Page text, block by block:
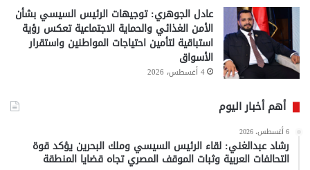
عادل الجوهري: توجيهات الرئيس السيسي بشأن
الأمن الغذائي والحماية الاجتماعية تعكس رؤية
استباقية لتأمين احتياجات المواطنين واستقرار
الأسواق
4 أغسطس، 2026
أهم أخبار اليوم
6 أغسطس، 2026
رشاد عبدالغني: لقاء الرئيس السيسي وملك البحرين يؤكد قوة
التحالفات العربية وثبات الموقف المصري تجاه قضايا المنطقة